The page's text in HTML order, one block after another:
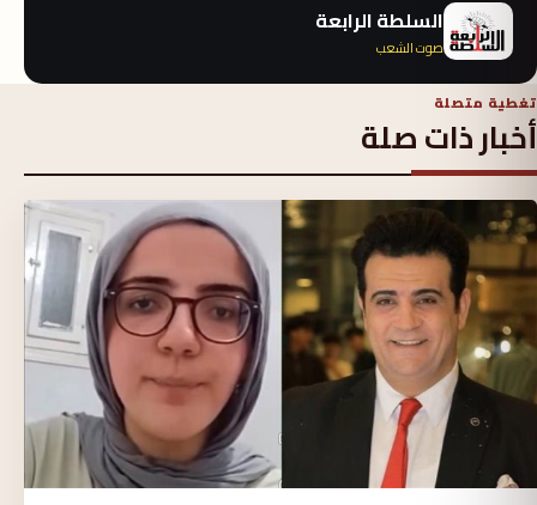
السلطة الرابعة
صوت الشعب
تغطية متصلة
أخبار ذات صلة